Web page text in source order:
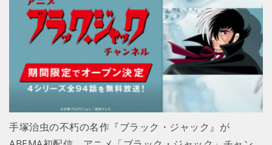
手塚治虫の不朽の名作『ブラック・ジャック』が